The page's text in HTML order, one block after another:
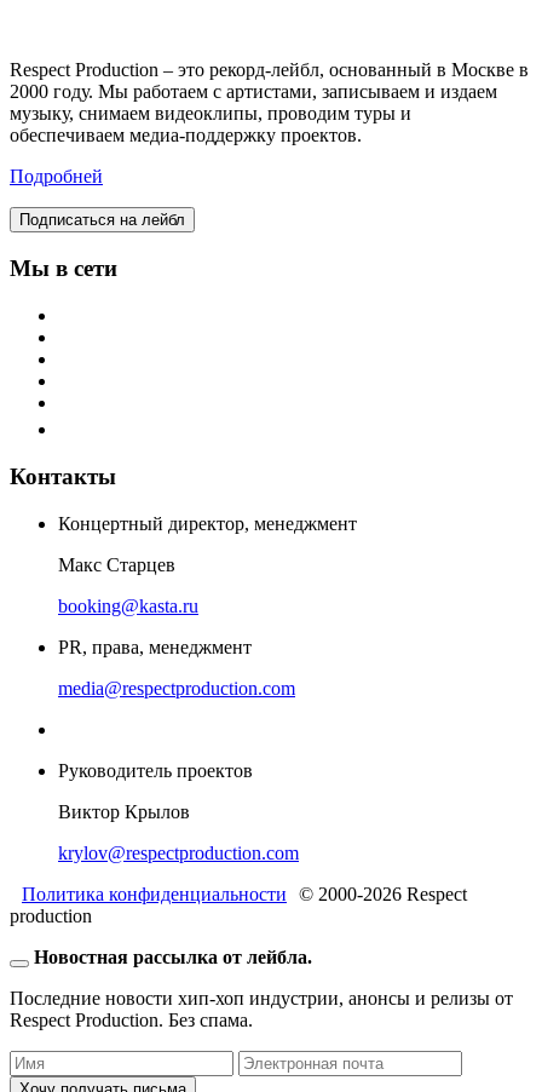
Respect Production – это рекорд-лейбл, основанный в Москве в
2000 году. Мы работаем с артистами, записываем и издаем
музыку, снимаем видеоклипы, проводим туры и
обеспечиваем медиа-поддержку проектов.
Подробней
Подписаться на лейбл
Мы в сети
Контакты
Концертный директор, менеджмент
Макс Старцев
booking@kasta.ru
PR, права, менеджмент
media@respectproduction.com
Руководитель проектов
Виктор Крылов
krylov@respectproduction.com
Политика конфиденциальности
© 2000-2026 Respect
production
Новостная рассылка от лейбла.
Последние новости хип-хоп индустрии, анонсы и релизы от
Respect Production. Без спама.